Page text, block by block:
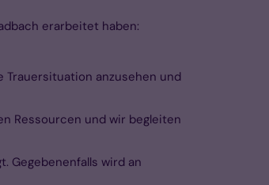
erarbeitet haben:
Trauersituation anzusehen und
Ressourcen und wir begleiten
Gegebenenfalls wird an